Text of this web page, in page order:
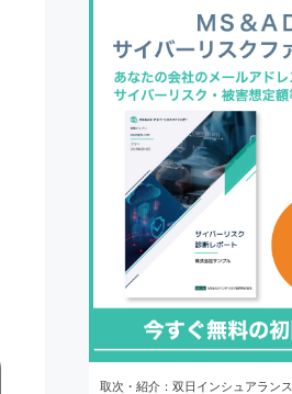
取次・紹介：双日インシュアランス